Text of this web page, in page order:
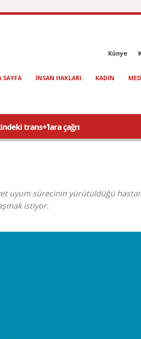
Künye
SAYFA INSAN HAKLARI KADIN
trans+’lara çağrı
uyum sürecinin yürütüldüğü
istiyor.